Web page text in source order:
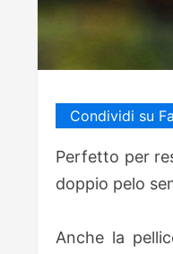
Condividi su
Perfetto per
doppio pelo
Anche la